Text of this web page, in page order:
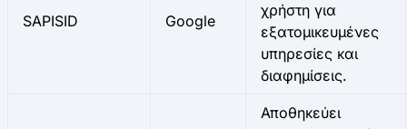
SAPISID Google
χρήστη για
εξατομικευμένες
υπηρεσίες και
διαφημίσεις.
Αποθηκεύει